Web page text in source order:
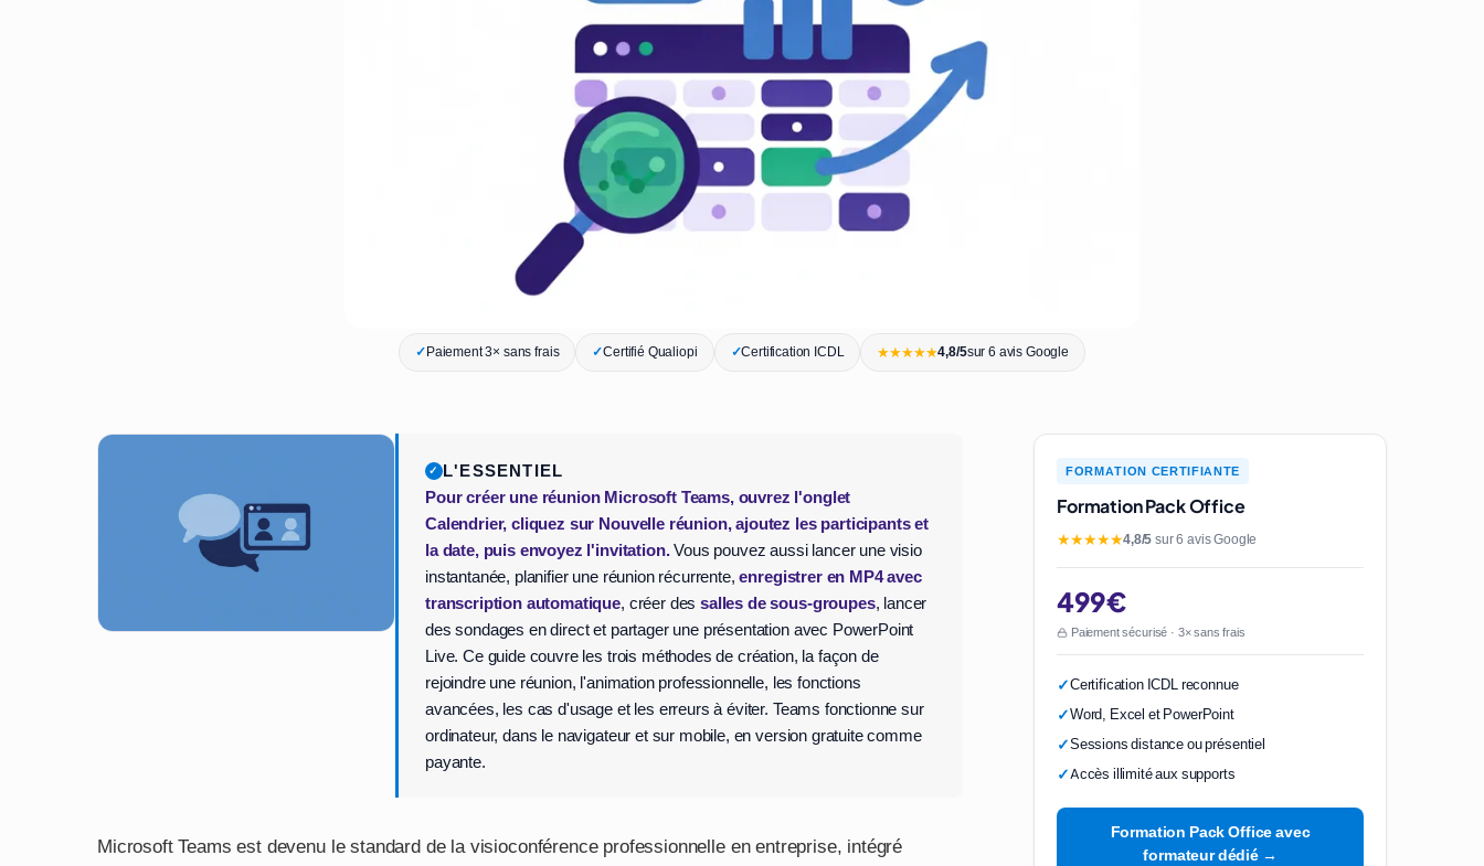
✓Paiement 3× sans frais ✓Certifié Qualiopi ✓Certification ICDL ★★★★★4,8/5sur 6 avis Google
L'ESSENTIEL
Pour créer une réunion Microsoft Teams, ouvrez l'onglet
Calendrier, cliquez sur Nouvelle réunion, ajoutez les participants et
la date, puis envoyez l'invitation.Vous pouvez aussi lancer une visio
instantanée, planifier une réunion récurrente,enregistrer en MP4 avec
transcription automatique, créer dessalles de sous-groupes, lancer
des sondages en direct et partager une présentation avec PowerPoint
Live. Ce guide couvre les trois méthodes de création, la façon de
rejoindre une réunion, l'animation professionnelle, les fonctions
avancées, les cas d'usage et les erreurs à éviter. Teams fonctionne sur
ordinateur, dans le navigateur et sur mobile, en version gratuite comme
payante.
Microsoft Teams est devenu le standard de la visioconférence professionnelle en entreprise, intégré
FORMATION CERTIFIANTE
Formation Pack Office
★★★★★4,8/5sur 6 avis Google
499€
Paiement sécurisé · 3× sans frais
Certification ICDL reconnue
Word, Excel et PowerPoint
Sessions distance ou présentiel
Accès illimité aux supports
Formation Pack Office avec
formateur dédié →